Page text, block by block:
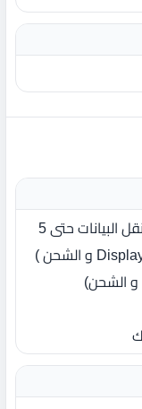
1 × USB Type -C ™ 3.1 الجيل الأول (نقل البيانات حتى 5